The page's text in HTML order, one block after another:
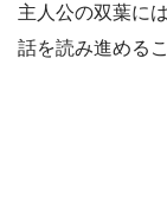
主人公の双葉に
話を読み進める